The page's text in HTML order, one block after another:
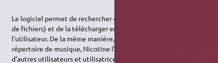
Le logiciel permet de rechercher de la musique (ou tout type
de fichiers) et de la télécharger en la prenant directement à
l'utilisateur. De la même manière, si vous partagez un
répertoire de musique, Nicotine l'indexera et permettra à
d'autres utilisateurs et utilisatrices de les télécharger depuis